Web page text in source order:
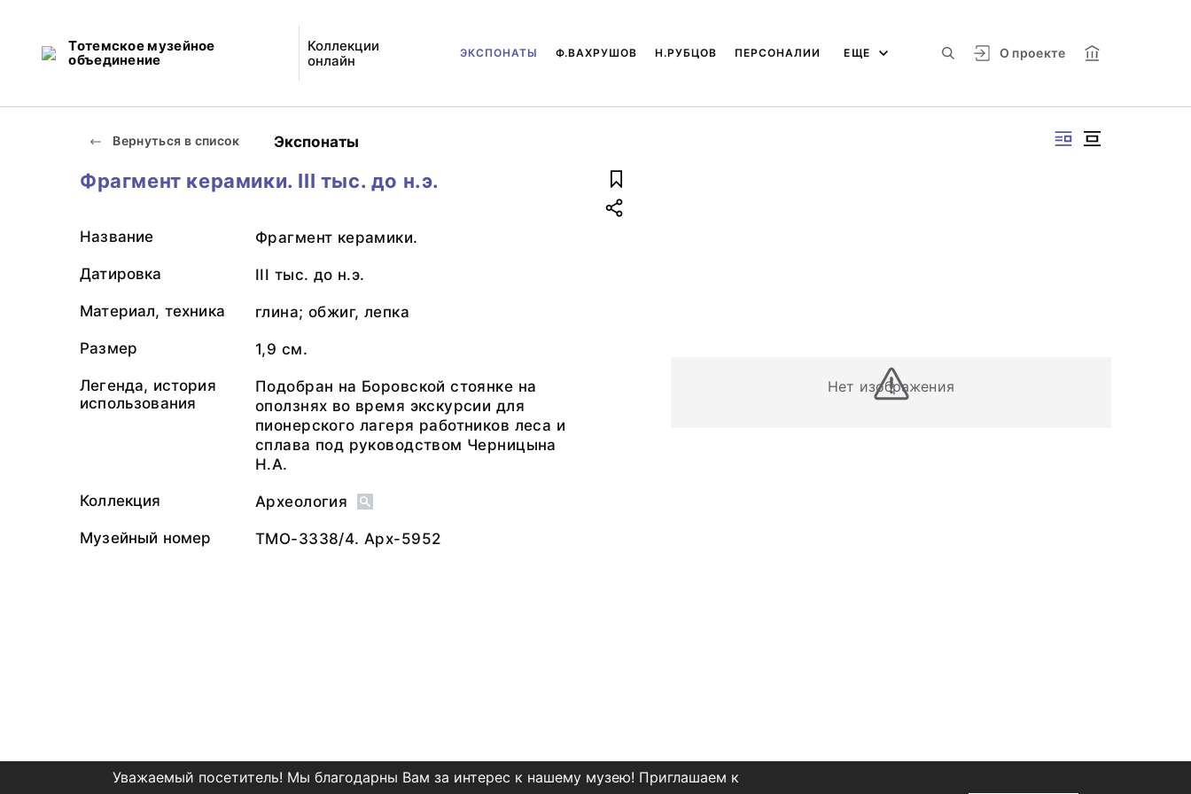
Тотемское музейное
объединение
Коллекции
онлайн
О проекте
ЭКСПОНАТЫ Ф.ВАХРУШОВ Н.РУБЦОВ ПЕРСОНАЛИИ ЕЩЕ
Вернуться в список Экспонаты
Нет изображения
Фрагмент керамики. III тыс. до н.э.
Название Фрагмент керамики.
Датировка III тыс. до н.э.
Материал, техника глина; обжиг, лепка
Размер 1,9 см.
Легенда, история
использования
Подобран на Боровской стоянке на
оползнях во время экскурсии для
пионерского лагеря работников леса и
сплава под руководством Черницына
Н.А.
Коллекция Археология
Музейный номер ТМО-3338/4. Арх-5952
Уважаемый посетитель! Мы благодарны Вам за интерес к нашему музею! Приглашаем к